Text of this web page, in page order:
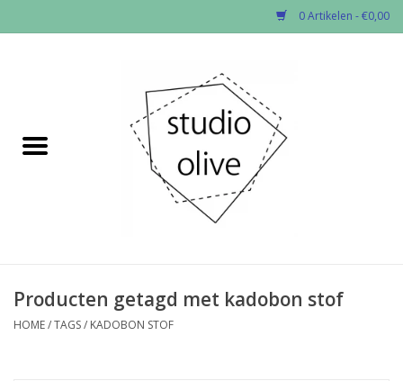
0 Artikelen - €0,00
✂︎Nieuw
Fournituren
Producten getagd met kadobon stof
HOME/TAGS/ KADOBON STOF